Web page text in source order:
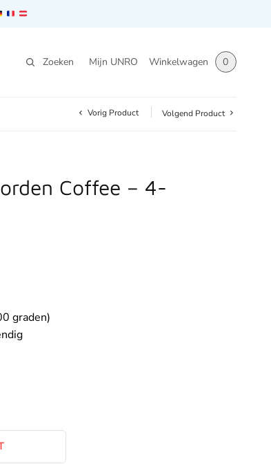
Zoeken Mijn UNRO Winkelwagen 0
Vorig Product Volgend Product
Coffee – 4-
graden)